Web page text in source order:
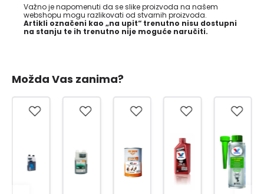
Važno je napomenuti da se slike proizvoda na našem
webshopu mogu razlikovati od stvarnih proizvoda.
Artikli označeni kao „na upit“ trenutno nisu dostupni
na stanju te ih trenutno nije moguće naručiti.
Možda Vas zanima?